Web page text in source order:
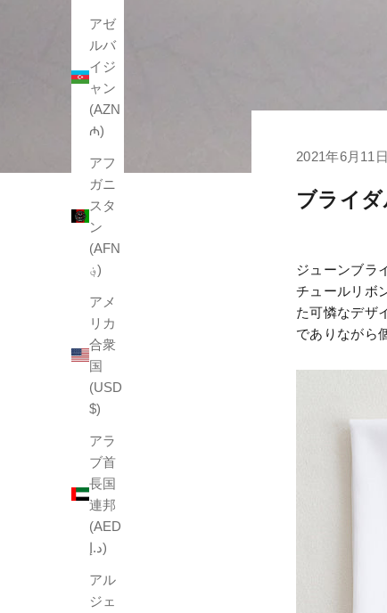
アゼ
ルバ
イジ
ャン
(AZN
₼)
アフ
ガニ
スタ
ン
(AFN
؋)
アメ
リカ
合衆
国
(USD
$)
アラ
ブ首
長国
連邦
(AED
د.إ)
アル
ジェ
2021年6月11日
ブライ
ジューンブラ
チュールリボ
た可憐なデザ
でありながら